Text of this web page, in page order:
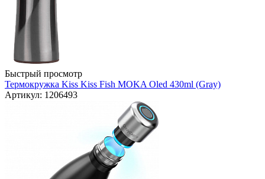
Быстрый просмотр
Термокружка Kiss Kiss Fish MOKA Oled 430ml (Gray)
Артикул: 1206493